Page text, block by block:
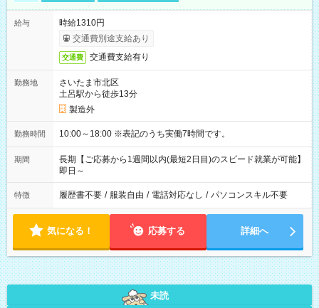
給与
時給1310円
交通費別途支給あり
交通費 交通費支給有り
勤務地
さいたま市北区
土呂駅から徒歩13分
製造外
勤務時間 10:00～18:00 ※表記のうち実働7時間です。
期間
長期【ご応募から1週間以内(最短2日目)のスピード就業が可能】
即日～
特徴 履歴書不要 / 服装自由 / 電話対応なし / パソコンスキル不要
気になる！ 応募する 詳細へ
未読